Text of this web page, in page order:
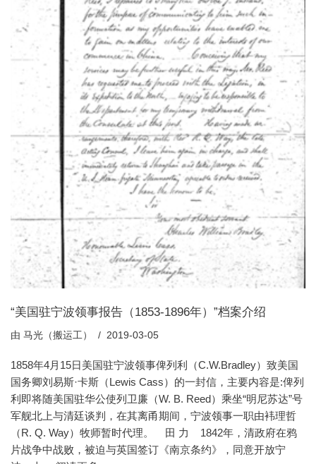
“美国驻宁波领事报告（1853-1896年）”档案介绍
由 马光（搬运工） 2019-03-05
1858年4月15日美国驻宁波领事俾列利（C.W.Bradley）致美国
国务卿刘易斯·卡斯（Lewis Cass）的一封信，主要内容是:俾列
利即将随美国驻华公使列卫廉（W. B. Reed）乘坐“明尼苏达”号
军舰北上与清廷谈判，在其离甬期间，宁波领事一职由袆理哲
（R. Q. Way）牧师暂时代理。 田 力 1842年，清政府在鸦
片战争中战败，被迫与英国签订《南京条约》，同意开放宁